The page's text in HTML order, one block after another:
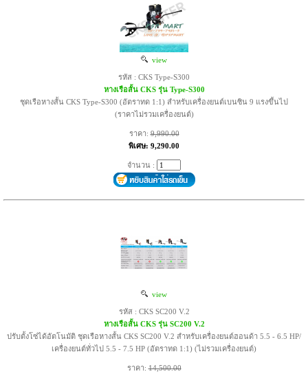
view
รหัส : CKS Type-S300
หางเรือสั้น CKS รุ่น Type-S300
ชุดเรือหางสั้น CKS Type-S300 (อัตราทด 1:1) สำหรับเครื่องยนต์เบนซิน 9 แรงขึ้นไป
(ราคาไม่รวมเครื่องยนต์)
ราคา:9,990.00
พิเศษ: 9,290.00
จำนวน :
view
รหัส : CKS SC200 V.2
หางเรือสั้น CKS รุ่น SC200 V.2
ปรับตั้งโซ่ได้อัตโนมัติ ชุดเรือหางสั้น CKS SC200 V.2 สำหรับเครื่องยนต์ฮอนด้า 5.5 - 6.5 HP/
เครื่องยนต์ทั่วไป 5.5 - 7.5 HP (อัตราทด 1:1) (ไม่รวมเครื่องยนต์)
ราคา:14,500.00